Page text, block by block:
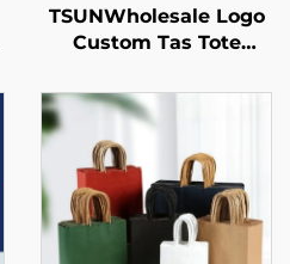
TSUNWholesale Logo
Custom Tas Tote
Pengambilan
Makanan Tahun
Baru/Christmas
dengan Permukaan
Sablon